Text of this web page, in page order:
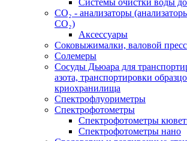
Системы очистки воды
СО₂ - анализаторы
СО₂)
Аксессуары
Соковыжималки, валовой пресс
Солемеры
Сосуды Дьюара для
азота, транспортировки
криохранилища
Спектрофлуориметры
Спектрофотометры
Спектрофотометры
Спектрофотометры нано